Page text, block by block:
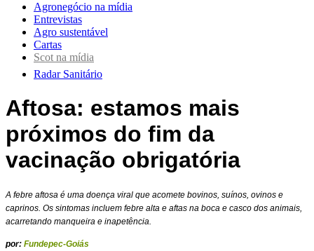
Agronegócio na mídia
Entrevistas
Agro sustentável
Cartas
Scot na mídia
Radar Sanitário
Aftosa: estamos mais
próximos do fim da
vacinação obrigatória
A febre aftosa é uma doença viral que acomete bovinos, suínos, ovinos e
caprinos. Os sintomas incluem febre alta e aftas na boca e casco dos animais,
acarretando manqueira e inapetência.
por: Fundepec-Goiás